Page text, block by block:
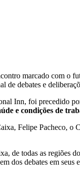
marcado com o
de debates e
Inn, foi precedido
e condições de
Felipe Pacheco,
de todas as
dos debates em